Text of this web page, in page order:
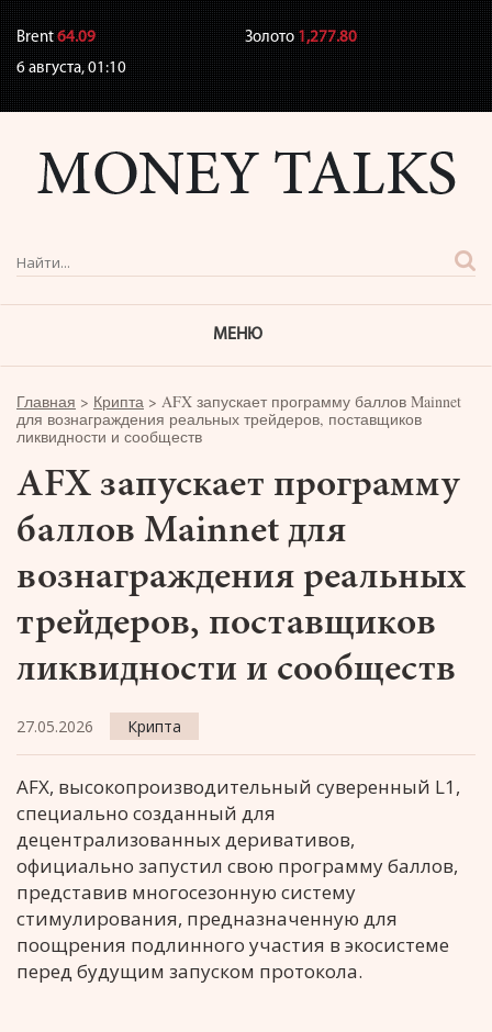
Brent64.09 Золото1,277.80
6 августа,01:10
МЕНЮ
Главная > Крипта > AFX запускает программу баллов Mainnet
для вознаграждения реальных трейдеров, поставщиков
ликвидности и сообществ
AFX запускает программу
баллов Mainnet для
вознаграждения реальных
трейдеров, поставщиков
ликвидности и сообществ
27.05.2026 Крипта
AFX, высокопроизводительный суверенный L1,
специально созданный для
децентрализованных деривативов,
официально запустил свою программу баллов,
представив многосезонную систему
стимулирования, предназначенную для
поощрения подлинного участия в экосистеме
перед будущим запуском протокола.